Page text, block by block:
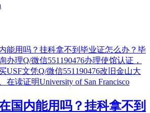
国内能用吗？挂科拿不到